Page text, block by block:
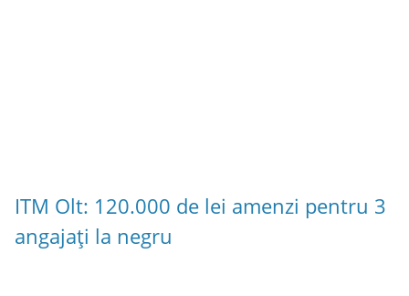
ITM Olt: 120.000 de lei amenzi pentru 3
angajați la negru